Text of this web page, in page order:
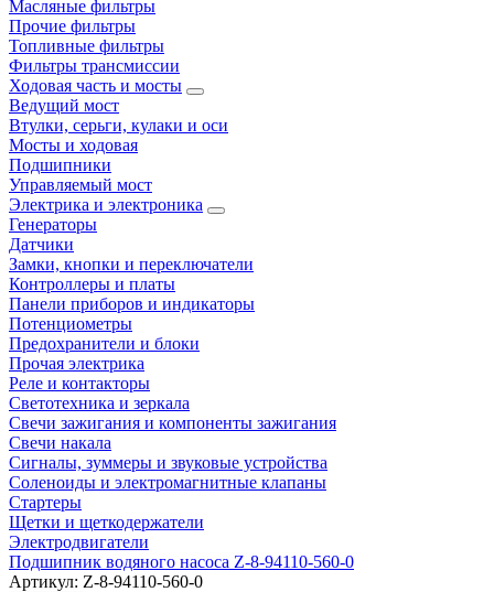
Масляные фильтры
Прочие фильтры
Топливные фильтры
Фильтры трансмиссии
Ходовая часть и мосты
Ведущий мост
Втулки, серьги, кулаки и оси
Мосты и ходовая
Подшипники
Управляемый мост
Электрика и электроника
Генераторы
Датчики
Замки, кнопки и переключатели
Контроллеры и платы
Панели приборов и индикаторы
Потенциометры
Предохранители и блоки
Прочая электрика
Реле и контакторы
Светотехника и зеркала
Свечи зажигания и компоненты зажигания
Свечи накала
Сигналы, зуммеры и звуковые устройства
Соленоиды и электромагнитные клапаны
Стартеры
Щетки и щеткодержатели
Электродвигатели
Подшипник водяного насоса Z-8-94110-560-0
Артикул: Z-8-94110-560-0